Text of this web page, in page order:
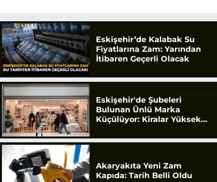
Eskişehir’de Kalabak Su
Fiyatlarına Zam: Yarından
İtibaren Geçerli Olacak
Eskişehir'de Şubeleri
Bulunan Ünlü Marka
Küçülüyor: Kiralar Yüksek
Akaryakıta Yeni Zam
Kapıda: Tarih Belli Oldu